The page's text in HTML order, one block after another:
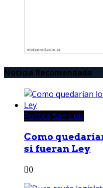
Noticia Recomendada
Política San Luis
Como
si fueran Ley
0